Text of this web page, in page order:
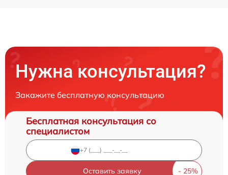
Нужна консультация?
Закажите бесплатную консультацию
Бесплатная консультация со
специалистом
Оставить заявку